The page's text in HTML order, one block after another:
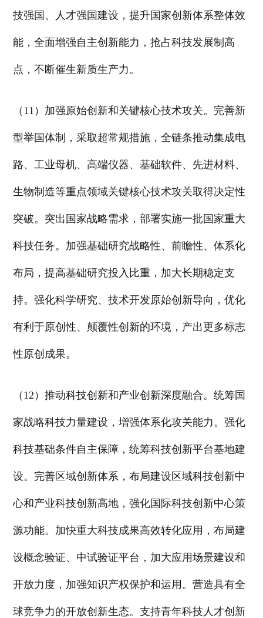
技强国、人才强国建设，提升国家创新体系整体效
能，全面增强自主创新能力，抢占科技发展制高
点，不断催生新质生产力。
（11）加强原始创新和关键核心技术攻关。完善新
型举国体制，采取超常规措施，全链条推动集成电
路、工业母机、高端仪器、基础软件、先进材料、
生物制造等重点领域关键核心技术攻关取得决定性
突破。突出国家战略需求，部署实施一批国家重大
科技任务。加强基础研究战略性、前瞻性、体系化
布局，提高基础研究投入比重，加大长期稳定支
持。强化科学研究、技术开发原始创新导向，优化
有利于原创性、颠覆性创新的环境，产出更多标志
性原创成果。
（12）推动科技创新和产业创新深度融合。统筹国
家战略科技力量建设，增强体系化攻关能力。强化
科技基础条件自主保障，统筹科技创新平台基地建
设。完善区域创新体系，布局建设区域科技创新中
心和产业科技创新高地，强化国际科技创新中心策
源功能。加快重大科技成果高效转化应用，布局建
设概念验证、中试验证平台，加大应用场景建设和
开放力度，加强知识产权保护和运用。营造具有全
球竞争力的开放创新生态。支持青年科技人才创新